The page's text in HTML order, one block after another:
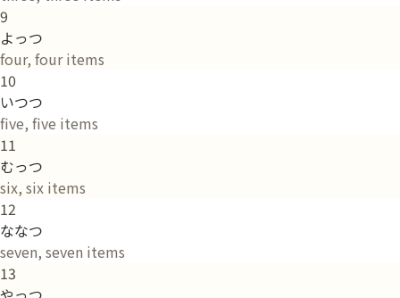
9
よっつ
four, four items
10
いつつ
five, five items
11
むっつ
six, six items
12
ななつ
seven, seven items
13